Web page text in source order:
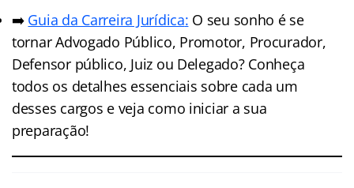
➡️ Guia da Carreira Jurídica: O seu sonho é se
tornar Advogado Público, Promotor, Procurador,
Defensor público, Juiz ou Delegado? Conheça
todos os detalhes essenciais sobre cada um
desses cargos e veja como iniciar a sua
preparação!